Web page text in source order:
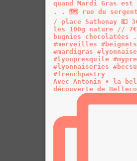
Avec Antonin • la
découverte de